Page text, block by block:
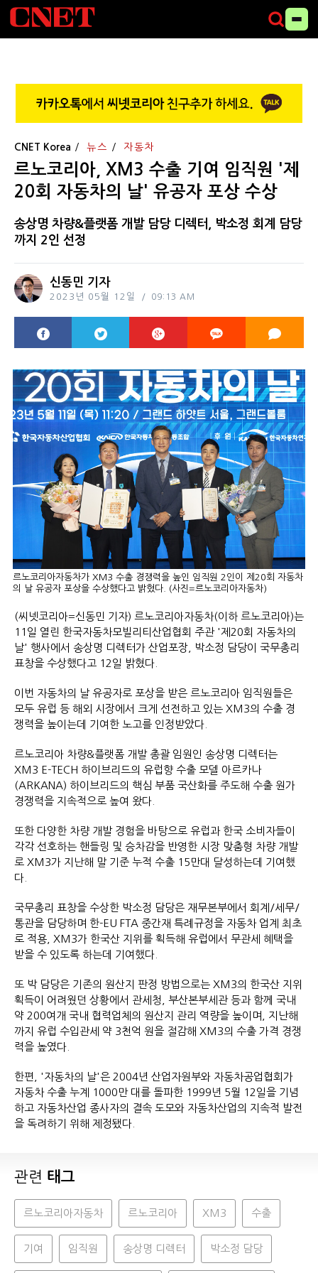
CNET Korea 뉴스 자동차
르노코리아, XM3 수출 기여 임직원 '제
20회 자동차의 날' 유공자 포상 수상
송상명 차량&플랫폼 개발 담당 디렉터, 박소정 회계 담당
까지 2인 선정
신동민 기자
2023년 05월 12일 09:13 AM
르노코리아자동차가 XM3 수출 경쟁력을 높인 임직원 2인이 제20회 자동차
의 날 유공자 포상을 수상했다고 밝혔다. (사진=르노코리아자동차)
(씨넷코리아=신동민 기자) 르노코리아자동차(이하 르노코리아)는
11일 열린 한국자동차모빌리티산업협회 주관 '제20회 자동차의
날' 행사에서 송상명 디렉터가 산업포장, 박소정 담당이 국무총리
표창을 수상했다고 12일 밝혔다.
이번 자동차의 날 유공자로 포상을 받은 르노코리아 임직원들은
모두 유럽 등 해외 시장에서 크게 선전하고 있는 XM3의 수출 경
쟁력을 높이는데 기여한 노고를 인정받았다.
르노코리아 차량&플랫폼 개발 총괄 임원인 송상명 디렉터는
XM3 E-TECH 하이브리드의 유럽향 수출 모델 아르카나
(ARKANA) 하이브리드의 핵심 부품 국산화를 주도해 수출 원가
경쟁력을 지속적으로 높여 왔다.
또한 다양한 차량 개발 경험을 바탕으로 유럽과 한국 소비자들이
각각 선호하는 핸들링 및 승차감을 반영한 시장 맞춤형 차량 개발
로 XM3가 지난해 말 기준 누적 수출 15만대 달성하는데 기여했
다.
국무총리 표창을 수상한 박소정 담당은 재무본부에서 회계/세무/
통관을 담당하며 한-EU FTA 중간재 특례규정을 자동차 업계 최초
로 적용, XM3가 한국산 지위를 획득해 유럽에서 무관세 혜택을
받을 수 있도록 하는데 기여했다.
또 박 담당은 기존의 원산지 판정 방법으로는 XM3의 한국산 지위
획득이 어려웠던 상황에서 관세청, 부산본부세관 등과 함께 국내
약 200여개 국내 협력업체의 원산지 관리 역량을 높이며, 지난해
까지 유럽 수입관세 약 3천억 원을 절감해 XM3의 수출 가격 경쟁
력을 높였다.
한편, '자동차의 날'은 2004년 산업자원부와 자동차공업협회가
자동차 수출 누계 1000만 대를 돌파한 1999년 5월 12일을 기념
하고 자동차산업 종사자의 결속 도모와 자동차산업의 지속적 발전
을 독려하기 위해 제정됐다.
관련 태그
르노코리아자동차 르노코리아 XM3 수출
기여 임직원 송상명 디렉터 박소정 담당